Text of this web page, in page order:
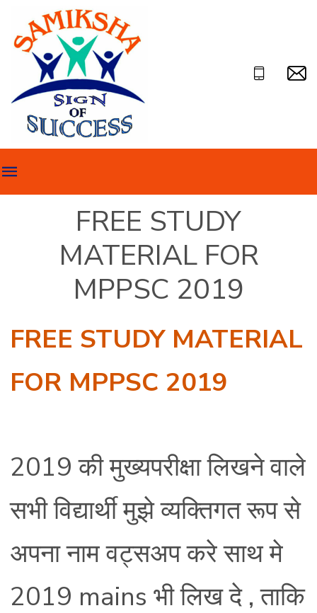
FREE STUDY
MATERIAL FOR
MPPSC 2019
FREE STUDY MATERIAL
FOR MPPSC 2019
2019 की मुख्यपरीक्षा लिखने वाले
सभी विद्यार्थी मुझे व्यक्तिगत रूप से
अपना नाम वट्सअप करे साथ मे
2019 mains भी लिख दे , ताकि